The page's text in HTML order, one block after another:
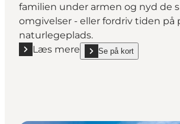
familien under armen og nyd de
omgivelser - eller fordriv tiden på
naturlegeplads.
Læs mere
Læs mere "Ishøj Dyrepark"
Se på kort
show Ishøj Dyrepark on_map